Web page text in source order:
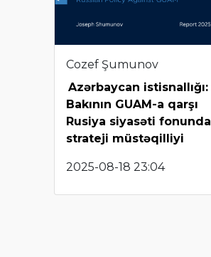
Cozef Şumunov
Azərbaycan istisnallığı:
Bakının GUAM-a qarşı
Rusiya siyasəti fonunda
strateji müstəqilliyi
2025-08-18 23:04